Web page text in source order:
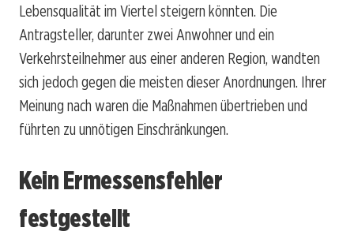
Lebensqualität im Viertel steigern könnten. Die
Antragsteller, darunter zwei Anwohner und ein
Verkehrsteilnehmer aus einer anderen Region, wandten
sich jedoch gegen die meisten dieser Anordnungen. Ihrer
Meinung nach waren die Maßnahmen übertrieben und
führten zu unnötigen Einschränkungen.
Kein Ermessensfehler
festgestellt